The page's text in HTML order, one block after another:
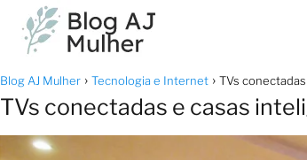
Blog AJ Mulher Tecnologia e Internet TVs
TVs conectadas e casas